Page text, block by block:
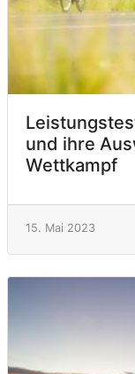
und ihre
Wettkampf
15. Mai 2023